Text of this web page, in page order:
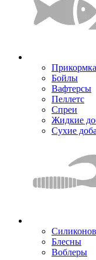
Прикормка
Бойлы
Вафтерсы
Пеллетс
Спреи
Жидкие
Сухие
Блесны
Воблеры